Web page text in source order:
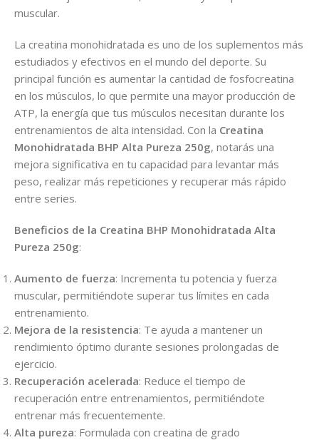
muscular.
La creatina monohidratada es uno de los suplementos más
estudiados y efectivos en el mundo del deporte. Su
principal función es aumentar la cantidad de fosfocreatina
en los músculos, lo que permite una mayor producción de
ATP, la energía que tus músculos necesitan durante los
entrenamientos de alta intensidad. Con la Creatina
Monohidratada BHP Alta Pureza 250g, notarás una
mejora significativa en tu capacidad para levantar más
peso, realizar más repeticiones y recuperar más rápido
entre series.
Beneficios de la Creatina BHP Monohidratada Alta
Pureza 250g:
Aumento de fuerza: Incrementa tu potencia y fuerza
muscular, permitiéndote superar tus límites en cada
entrenamiento.
Mejora de la resistencia: Te ayuda a mantener un
rendimiento óptimo durante sesiones prolongadas de
ejercicio.
Recuperación acelerada: Reduce el tiempo de
recuperación entre entrenamientos, permitiéndote
entrenar más frecuentemente.
Alta pureza: Formulada con creatina de grado